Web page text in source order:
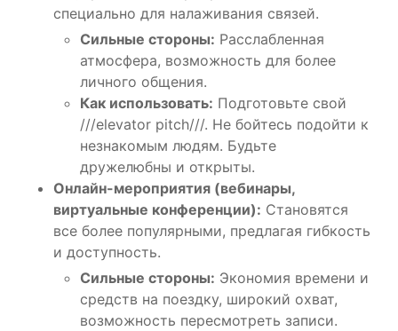
специально для налаживания связей.
Сильные стороны: Расслабленная
атмосфера, возможность для более
личного общения.
Как использовать: Подготовьте свой
///elevator pitch///. Не бойтесь подойти к
незнакомым людям. Будьте
дружелюбны и открыты.
Онлайн-мероприятия (вебинары,
виртуальные конференции): Становятся
все более популярными, предлагая гибкость
и доступность.
Сильные стороны: Экономия времени и
средств на поездку, широкий охват,
возможность пересмотреть записи.